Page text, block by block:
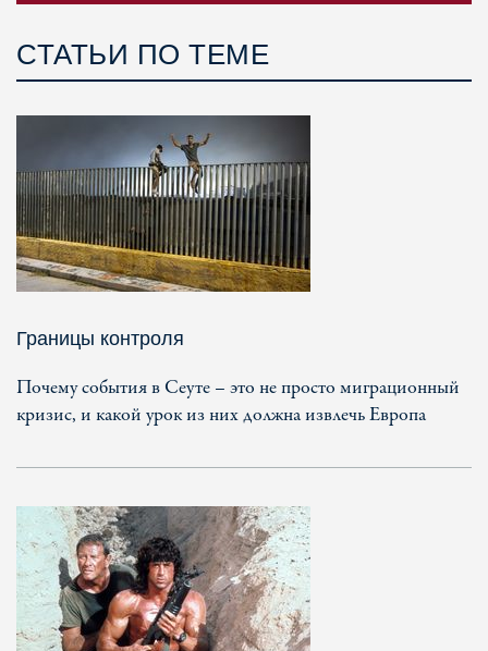
СТАТЬИ ПО ТЕМЕ
Границы контроля
Почему события в Сеуте – это не просто миграционный
кризис, и какой урок из них должна извлечь Европа